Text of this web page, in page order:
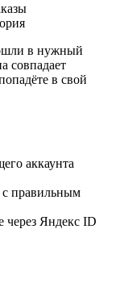
в нужный
совпадает
в свой
аккаунта
правильным
через Яндекс ID